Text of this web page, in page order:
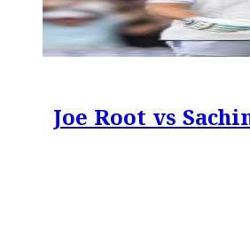
Joe Root vs Sachin